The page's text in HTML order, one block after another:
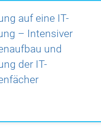
auf eine IT-
– Intensiver
und
der IT-